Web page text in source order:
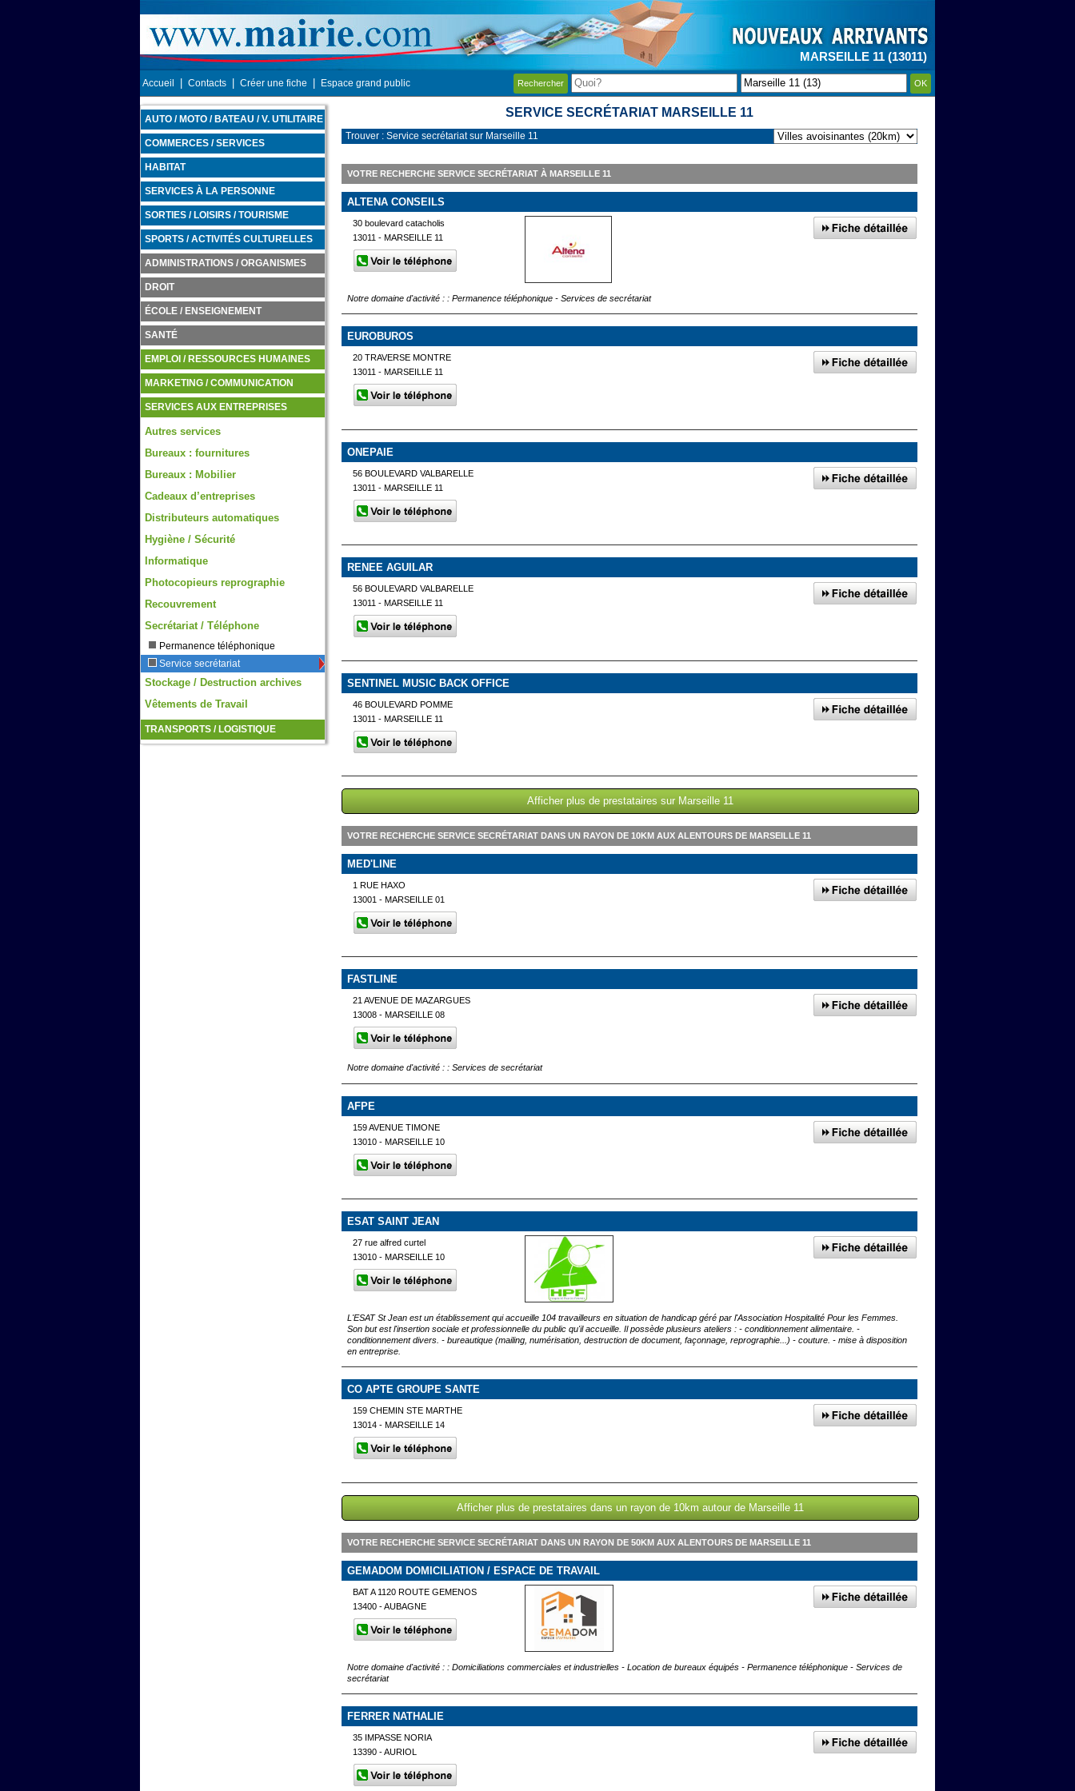
MARSEILLE 11 (13011)
Accueil Contacts Créer une fiche Espace grand public Rechercher OK
AUTO / MOTO / BATEAU / V. UTILITAIRE
COMMERCES / SERVICES
HABITAT
SERVICES À LA PERSONNE
SORTIES / LOISIRS / TOURISME
SPORTS / ACTIVITÉS CULTURELLES
ADMINISTRATIONS / ORGANISMES
DROIT
ÉCOLE / ENSEIGNEMENT
SANTÉ
EMPLOI / RESSOURCES HUMAINES
MARKETING / COMMUNICATION
SERVICES AUX ENTREPRISES
Autres services
Bureaux : fournitures
Bureaux : Mobilier
Cadeaux d’entreprises
Distributeurs automatiques
Hygiène / Sécurité
Informatique
Photocopieurs reprographie
Recouvrement
Secrétariat / Téléphone
Permanence téléphonique
Service secrétariat
Stockage / Destruction archives
Vêtements de Travail
TRANSPORTS / LOGISTIQUE
SERVICE SECRÉTARIAT MARSEILLE 11
Trouver : Service secrétariat sur Marseille 11
VOTRE RECHERCHE SERVICE SECRÉTARIAT À MARSEILLE 11
ALTENA CONSEILS
30 boulevard catacholis
13011 - MARSEILLE 11
Notre domaine d'activité : : Permanence téléphonique - Services de secrétariat
EUROBUROS
20 TRAVERSE MONTRE
13011 - MARSEILLE 11
ONEPAIE
56 BOULEVARD VALBARELLE
13011 - MARSEILLE 11
RENEE AGUILAR
56 BOULEVARD VALBARELLE
13011 - MARSEILLE 11
SENTINEL MUSIC BACK OFFICE
46 BOULEVARD POMME
13011 - MARSEILLE 11
Afficher plus de prestataires sur Marseille 11
VOTRE RECHERCHE SERVICE SECRÉTARIAT DANS UN RAYON DE 10KM AUX ALENTOURS DE MARSEILLE 11
MED'LINE
1 RUE HAXO
13001 - MARSEILLE 01
FASTLINE
21 AVENUE DE MAZARGUES
13008 - MARSEILLE 08
Notre domaine d'activité : : Services de secrétariat
AFPE
159 AVENUE TIMONE
13010 - MARSEILLE 10
ESAT SAINT JEAN
27 rue alfred curtel
13010 - MARSEILLE 10
L'ESAT St Jean est un établissement qui accueille 104 travailleurs en situation de handicap géré par l'Association Hospitalité Pour les Femmes.
Son but est l'insertion sociale et professionnelle du public qu'il accueille. Il possède plusieurs ateliers : - conditionnement alimentaire. -
conditionnement divers. - bureautique (mailing, numérisation, destruction de document, façonnage, reprographie...) - couture. - mise à disposition
en entreprise.
CO APTE GROUPE SANTE
159 CHEMIN STE MARTHE
13014 - MARSEILLE 14
Afficher plus de prestataires dans un rayon de 10km autour de Marseille 11
VOTRE RECHERCHE SERVICE SECRÉTARIAT DANS UN RAYON DE 50KM AUX ALENTOURS DE MARSEILLE 11
GEMADOM DOMICILIATION / ESPACE DE TRAVAIL
BAT A 1120 ROUTE GEMENOS
13400 - AUBAGNE
Notre domaine d'activité : : Domiciliations commerciales et industrielles - Location de bureaux équipés - Permanence téléphonique - Services de
secrétariat
FERRER NATHALIE
35 IMPASSE NORIA
13390 - AURIOL